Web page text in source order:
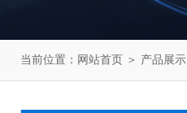
当前位置： 网站首页 ＞ 产品展示